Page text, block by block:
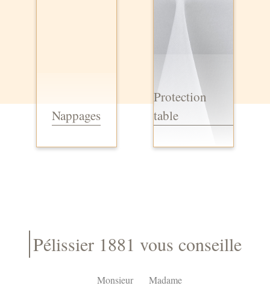
Nappages
Protection
table
Pélissier 1881 vous conseille
Monsieur Madame